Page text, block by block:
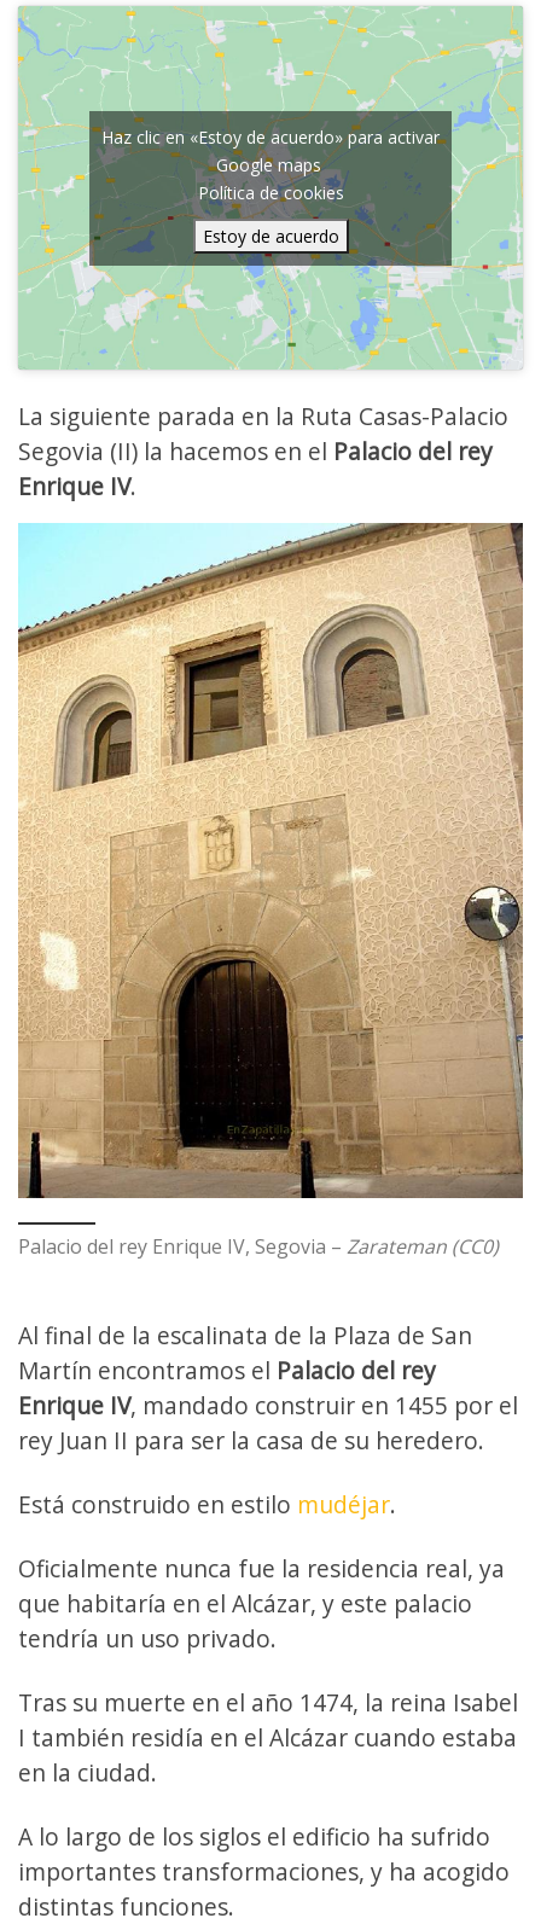
Haz clic en «Estoy de acuerdo» para activar
Google maps
Política de cookies
Estoy de acuerdo
La siguiente parada en la Ruta Casas-Palacio
Segovia (II) la hacemos en el Palacio del rey
Enrique IV.
Palacio del rey Enrique IV, Segovia – Zarateman (CC0)
Al final de la escalinata de la Plaza de San
Martín encontramos el Palacio del rey
Enrique IV, mandado construir en 1455 por el
rey Juan II para ser la casa de su heredero.
Está construido en estilo mudéjar.
Oficialmente nunca fue la residencia real, ya
que habitaría en el Alcázar, y este palacio
tendría un uso privado.
Tras su muerte en el año 1474, la reina Isabel
I también residía en el Alcázar cuando estaba
en la ciudad.
A lo largo de los siglos el edificio ha sufrido
importantes transformaciones, y ha acogido
distintas funciones.